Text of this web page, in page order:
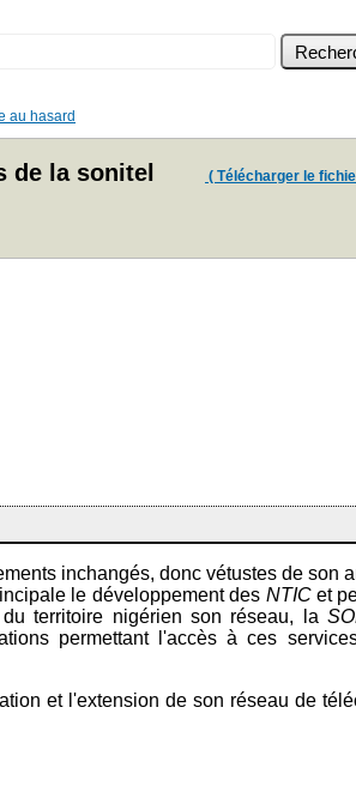
au hasard
de la sonitel ( Télécharger le
inchangés, donc vétustes de son
le développement des NTICet
territoire nigérien son réseau, la
permettant l'accès à ces
et l'extension de son réseau de